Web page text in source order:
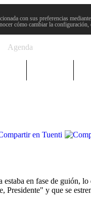
con sus preferencias
cómo cambiar la configuración,
Agenda
en fase de guión, lo
Presidente" y que se